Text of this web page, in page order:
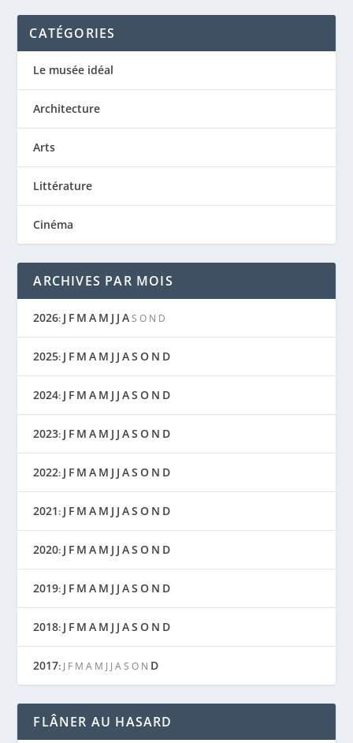
CATÉGORIES
Le musée idéal
Architecture
Arts
Littérature
Cinéma
ARCHIVES PAR MOIS
2026: J F M A M J J A S O N D
2025: J F M A M J J AS O N D
2024: J F M A M J J AS O N D
2023: J F M A M J J AS O N D
2022: J F M A M J J AS O N D
2021: J F M A M J J AS O N D
2020: J F M A M J J AS O N D
2019: J F M A M J J AS O N D
2018: J F M A M J J AS O N D
2017: J F M A M J J A S O N D
FLÂNER AU HASARD